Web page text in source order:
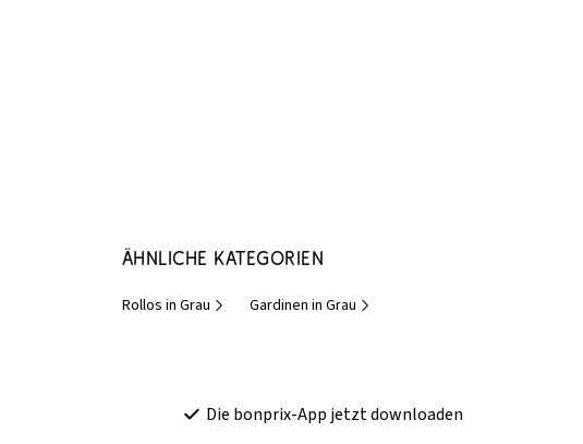
Ähnliche Kategorien
Rollos in Grau Gardinen in Grau
Die bonprix-App jetzt downloaden